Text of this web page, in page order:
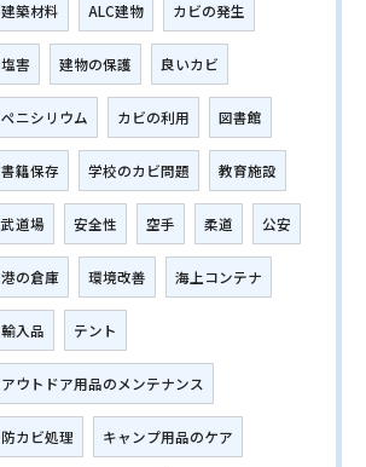
建築材料 ALC建物 カビの発生
塩害 建物の保護 良いカビ
ペニシリウム カビの利用 図書館
書籍保存 学校のカビ問題 教育施設
武道場 安全性 空手 柔道 公安
港の倉庫 環境改善 海上コンテナ
輸入品 テント
アウトドア用品のメンテナンス
防カビ処理 キャンプ用品のケア